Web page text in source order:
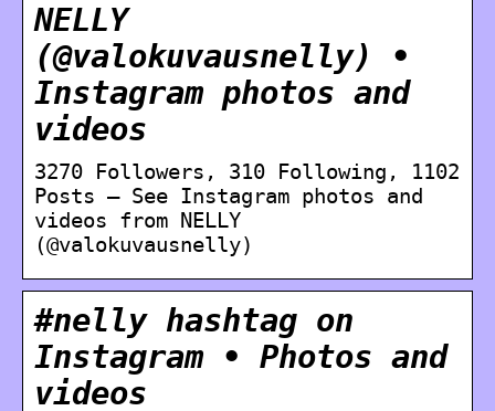
NELLY
(@valokuvausnelly) •
Instagram photos and
videos
3270 Followers, 310 Following, 1102
Posts – See Instagram photos and
videos from NELLY
(@valokuvausnelly)
#nelly hashtag on
Instagram • Photos and
videos